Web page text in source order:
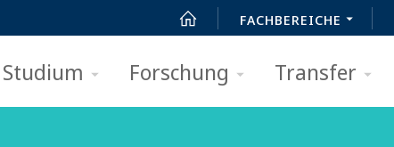
FACHBEREICHE
Studium Forschung Transfer